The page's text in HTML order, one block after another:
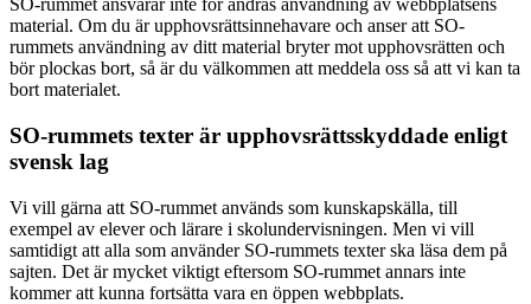
SO-rummet ansvarar inte för andras användning av webbplatsens
material. Om du är upphovsrättsinnehavare och anser att SO-
rummets användning av ditt material bryter mot upphovsrätten och
bör plockas bort, så är du välkommen att meddela oss så att vi kan ta
bort materialet.
SO-rummets texter är upphovsrättsskyddade enligt
svensk lag
Vi vill gärna att SO-rummet används som kunskapskälla, till
exempel av elever och lärare i skolundervisningen. Men vi vill
samtidigt att alla som använder SO-rummets texter ska läsa dem på
sajten. Det är mycket viktigt eftersom SO-rummet annars inte
kommer att kunna fortsätta vara en öppen webbplats.